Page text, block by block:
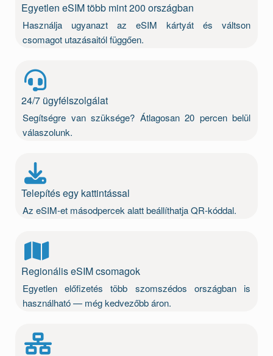
Egyetlen eSIM több mint 200 országban
Használja ugyanazt az eSIM kártyát és váltson
csomagot utazásaitól függően.
24/7 ügyfélszolgálat
Segítségre van szüksége? Átlagosan 20 percen belül
válaszolunk.
Telepítés egy kattintással
Az eSIM-et másodpercek alatt beállíthatja QR-kóddal.
Regionális eSIM csomagok
Egyetlen előfizetés több szomszédos országban is
használható — még kedvezőbb áron.